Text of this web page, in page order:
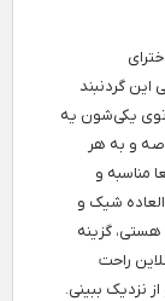
گردنبند
یکی‌شون یه
و به هر
مناسبه و
شیک و
گزینه
راحت
نزدیک ببینی.